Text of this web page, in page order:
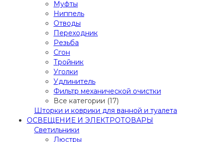
Муфты
Ниппель
Отводы
Переходник
Резьба
Сгон
Тройник
Уголки
Удлинитель
Фильтр механической очистки
Все категории (17)
Шторки и коврики для ванной и туалета
ОСВЕЩЕНИЕ И ЭЛЕКТРОТОВАРЫ
Светильники
Люстры